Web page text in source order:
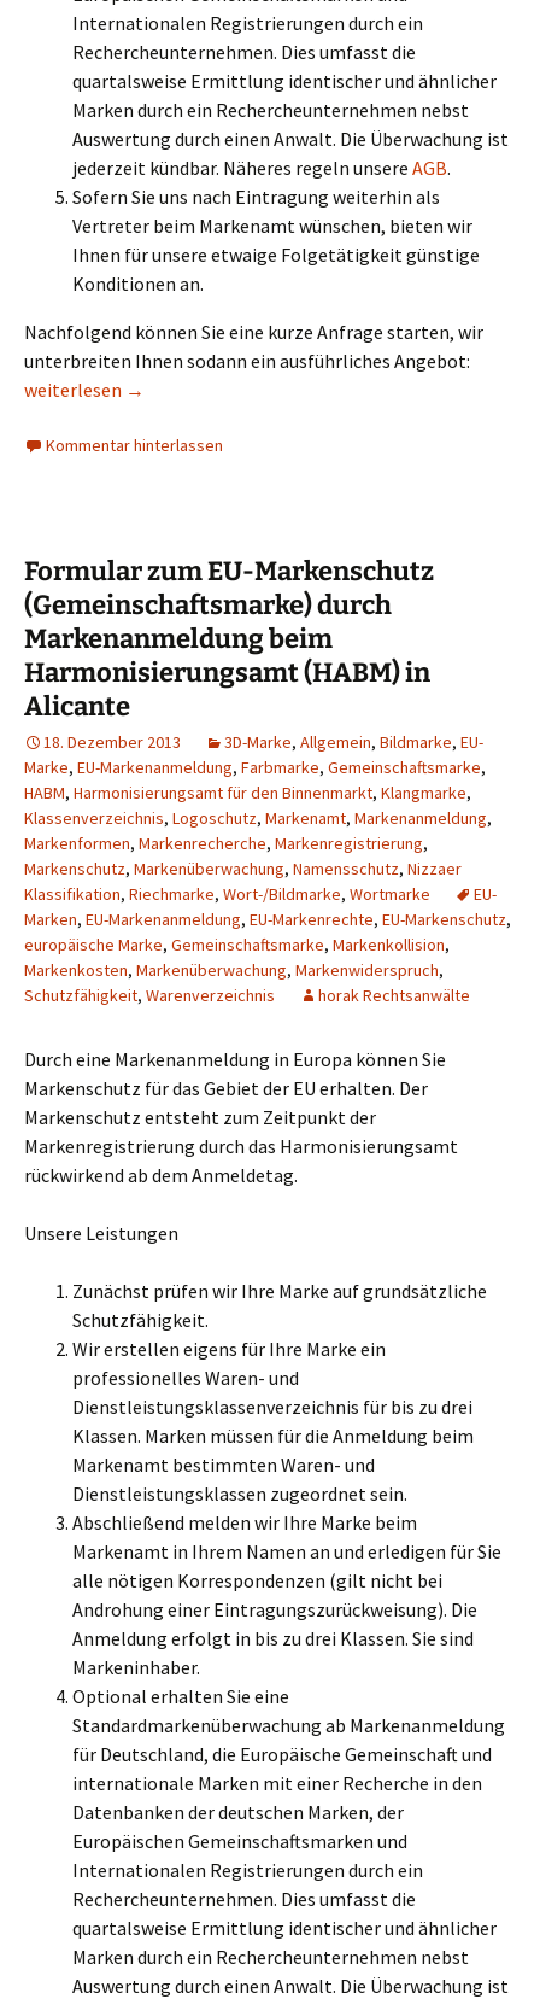
Internationalen Registrierungen durch ein
Rechercheunternehmen. Dies umfasst die
quartalsweise Ermittlung identischer und ähnlicher
Marken durch ein Rechercheunternehmen nebst
Auswertung durch einen Anwalt. Die Überwachung ist
jederzeit kündbar. Näheres regeln unsere AGB.
Sofern Sie uns nach Eintragung weiterhin als
Vertreter beim Markenamt wünschen, bieten wir
Ihnen für unsere etwaige Folgetätigkeit günstige
Konditionen an.
Nachfolgend können Sie eine kurze Anfrage starten, wir
unterbreiten Ihnen sodann ein ausführliches Angebot:
Ausdehnung einer Basismarke nach MMA/PMMA durch
weiterlesen →
Kommentar hinterlassen
Formular zum EU-Markenschutz
(Gemeinschaftsmarke) durch
Markenanmeldung beim
Harmonisierungsamt (HABM) in
Alicante
18. Dezember 2013 3D-Marke, Allgemein, Bildmarke, EU-
Marke, EU-Markenanmeldung, Farbmarke, Gemeinschaftsmarke,
HABM, Harmonisierungsamt für den Binnenmarkt, Klangmarke,
Klassenverzeichnis, Logoschutz, Markenamt, Markenanmeldung,
Markenformen, Markenrecherche, Markenregistrierung,
Markenschutz, Markenüberwachung, Namensschutz, Nizzaer
Klassifikation, Riechmarke, Wort-/Bildmarke, Wortmarke
EU-
Marken, EU-Markenanmeldung, EU-Markenrechte, EU-Markenschutz,
europäische Marke, Gemeinschaftsmarke, Markenkollision,
Markenkosten, Markenüberwachung, Markenwiderspruch,
Schutzfähigkeit, Warenverzeichnis horak Rechtsanwälte
Durch eine Markenanmeldung in Europa können Sie
Markenschutz für das Gebiet der EU erhalten. Der
Markenschutz entsteht zum Zeitpunkt der
Markenregistrierung durch das Harmonisierungsamt
rückwirkend ab dem Anmeldetag.
Unsere Leistungen
Zunächst prüfen wir Ihre Marke auf grundsätzliche
Schutzfähigkeit.
Wir erstellen eigens für Ihre Marke ein
professionelles Waren- und
Dienstleistungsklassenverzeichnis für bis zu drei
Klassen. Marken müssen für die Anmeldung beim
Markenamt bestimmten Waren- und
Dienstleistungsklassen zugeordnet sein.
Abschließend melden wir Ihre Marke beim
Markenamt in Ihrem Namen an und erledigen für Sie
alle nötigen Korrespondenzen (gilt nicht bei
Androhung einer Eintragungszurückweisung). Die
Anmeldung erfolgt in bis zu drei Klassen. Sie sind
Markeninhaber.
Optional erhalten Sie eine
Standardmarkenüberwachung ab Markenanmeldung
für Deutschland, die Europäische Gemeinschaft und
internationale Marken mit einer Recherche in den
Datenbanken der deutschen Marken, der
Europäischen Gemeinschaftsmarken und
Internationalen Registrierungen durch ein
Rechercheunternehmen. Dies umfasst die
quartalsweise Ermittlung identischer und ähnlicher
Marken durch ein Rechercheunternehmen nebst
Auswertung durch einen Anwalt. Die Überwachung ist